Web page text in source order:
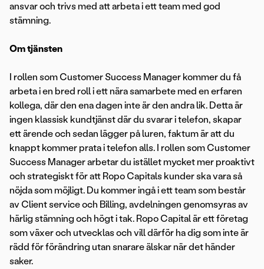
ansvar och trivs med att arbeta i ett team med god
stämning.
Om tjänsten
I rollen som Customer Success Manager kommer du få
arbeta i en bred roll i ett nära samarbete med en erfaren
kollega, där den ena dagen inte är den andra lik. Detta är
ingen klassisk kundtjänst där du svarar i telefon, skapar
ett ärende och sedan lägger på luren, faktum är att du
knappt kommer prata i telefon alls. I rollen som Customer
Success Manager arbetar du istället mycket mer proaktivt
och strategiskt för att Ropo Capitals kunder ska vara så
nöjda som möjligt. Du kommer ingå i ett team som består
av Client service och Billing, avdelningen genomsyras av
härlig stämning och högt i tak. Ropo Capital är ett företag
som växer och utvecklas och vill därför ha dig som inte är
rädd för förändring utan snarare älskar när det händer
saker.